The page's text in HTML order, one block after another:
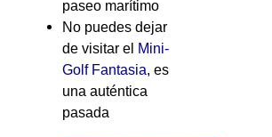
paseo marítimo
No puedes dejar
de visitar el Mini-
Golf Fantasia, es
una auténtica
pasada